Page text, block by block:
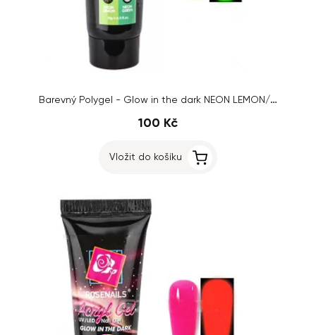
Barevný Polygel - Glow in the dark NEON LEMON/NEON GREEN č.7, 15g
100 Kč
Vložit do košíku